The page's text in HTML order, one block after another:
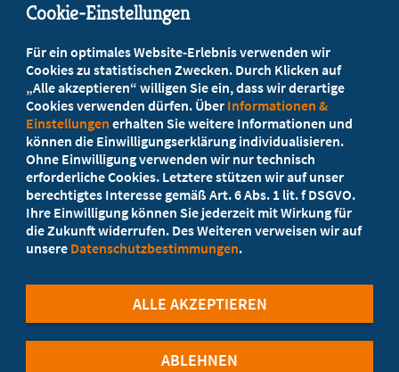
Ihr Landesverband berät Sie!
Ansprechpartner
Werden Sie jetzt Mitglied
5 Vorteile einer MB-Mitgliedschaft
Cookie-Einstellungen
Für ein optimales Website-Erlebnis verwenden wir
Cookies zu statistischen Zwecken. Durch Klicken auf
„Alle akzeptieren“ willigen Sie ein, dass wir derartige
Cookies verwenden dürfen. Über Informationen &
Einstellungen erhalten Sie weitere Informationen und
können die Einwilligungserklärung individualisieren.
Ohne Einwilligung verwenden wir nur technisch
erforderliche Cookies. Letztere stützen wir auf unser
berechtigtes Interesse gemäß Art. 6 Abs. 1 lit. f DSGVO.
Ihre Einwilligung können Sie jederzeit mit Wirkung für
die Zukunft widerrufen. Des Weiteren verweisen wir auf
unsere Datenschutzbestimmungen.
ABLEHNEN
ALLE AKZEPTIEREN